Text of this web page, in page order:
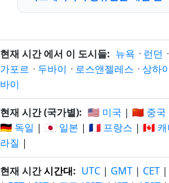
현재 시간 에서 이 도시들: 뉴욕 · 런던 ·
가포르 · 두바이 · 로스앤젤레스 · 상하
바이
현재 시간 (국가별): 🇺🇸 미국 | 🇨🇳 중국
🇩🇪 독일 | 🇯🇵 일본 | 🇫🇷 프랑스 | 🇨🇦
라질 |
현재 시간시간대: UTC | GMT | CET |